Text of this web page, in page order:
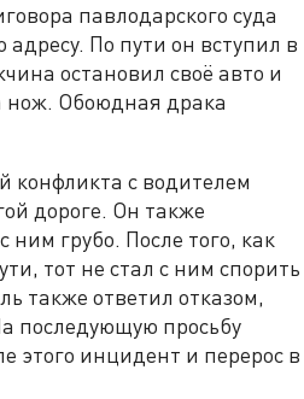
павлодарского суда
адресу. По пути он вступил в
остановил своё авто и
нож. Обоюдная драка
конфликта с водителем
дороге. Он также
ним грубо. После того, как
тот не стал с ним спорить
также ответил отказом,
последующую просьбу
этого инцидент и перерос в